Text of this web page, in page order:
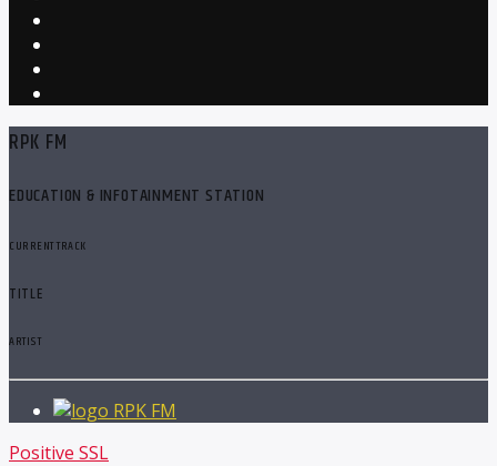
RPK FM
EDUCATION & INFOTAINMENT STATION
CURRENT TRACK
TITLE
ARTIST
RPK FM
Positive SSL